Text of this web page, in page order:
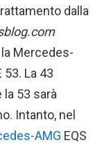
dalla
Mercedes-
53. La 43
53 sarà
Intanto, nel
AMG EQS